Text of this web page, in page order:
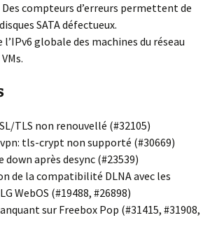
compteurs d’erreurs permettent de
SATA défectueux.
l’IPv6 globale des machines du réseau
TLS non renouvellé (#32105)
tls-crypt non supporté (#30669)
down après desync (#23539)
de la compatibilité DLNA avec les
WebOS (#19488, #26898)
sur Freebox Pop (#31415, #31908,